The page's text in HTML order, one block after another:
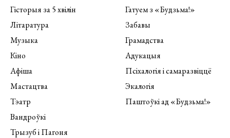
Гісторыя за 5 хвілін
Літаратура
Музыка
Кіно
Афіша
Мастацтва
Тэатр
Вандроўкі
Трызуб і Пагоня
Гатуем з «Будзьма!»
Забавы
Грамадства
Адукацыя
Псіхалогія і самаразвіццё
Экалогія
Паштоўкі ад «Будзьма!»